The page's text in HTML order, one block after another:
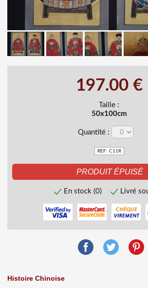
197.00 €
Taille :
50x100cm
Quantité :
REF: C11R
En stock (0) Livré
Histoire Chinoise